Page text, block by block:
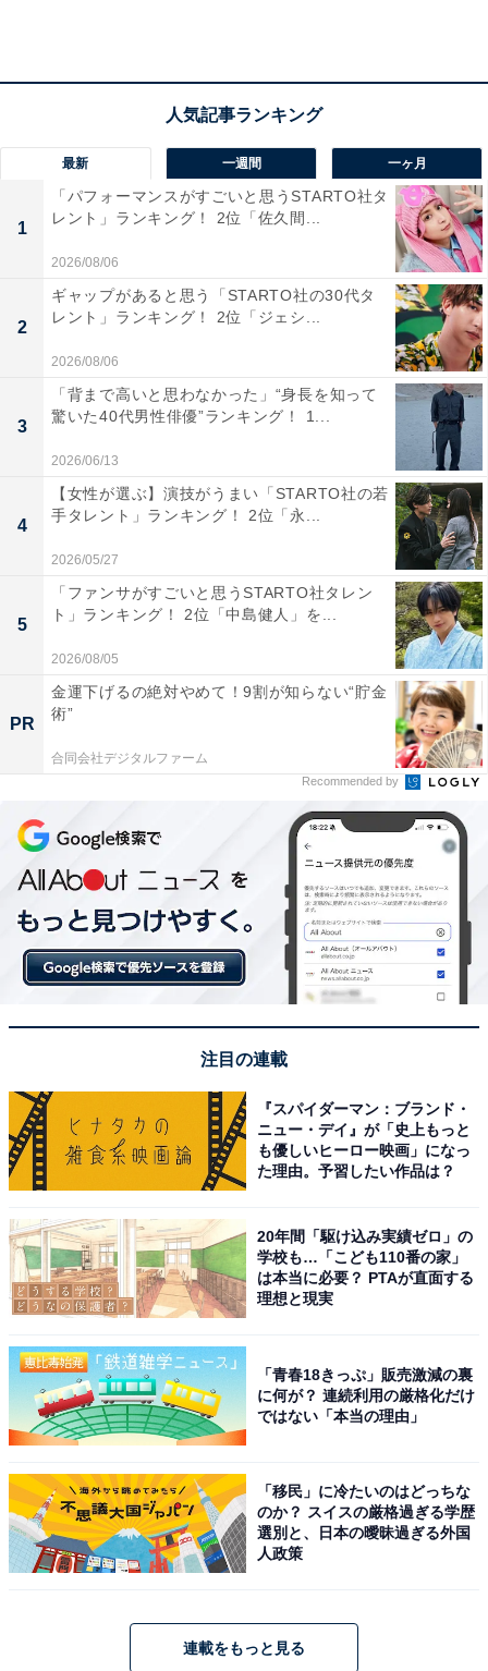
A post shared by 富田望生 (@tomitamiu)
1位は、2000年2月25日生まれ、24歳の富田望生さん。
2015年公開の『ソロモンの偽証』で映画初出演を果た
し、2019年放送のNHK連続テレビ小説『なつぞら』では
広瀬すずさんが演じるヒロインの親友役で出演し、知名
中村倫也さん主演のドラマ『美食探偵 明智五郎』（日本
テレビ系）やお笑いコンビ「南海キャンディーズ」のし
ずちゃん役を演じたドラマ『だが、情熱はある』（日本
テレビ系）など数々の話題作に出演。2025年1月には、
初主演を務める映画『港に灯りがともる』が公開されま
この記事の筆者：福島 ゆき プロフィール
アニメや漫画のレビュー、エンタメトピックスなどを中
心に、オールジャンルで執筆中のライター。時々、店舗
取材などのリポート記事も担当。All AboutおよびAll
About ニュースでのライター歴は5年。
次ページ
5位までのランキング結果を見
る！
最新 一週間 一ヶ月
1
「パフォーマンスがすごいと思うSTARTO社タ
レント」ランキング！ 2位「佐久間...
2026/08/06
2
ギャップがあると思う「STARTO社の30代タ
レント」ランキング！ 2位「ジェシ...
2026/08/06
3
「背まで高いと思わなかった」“身長を知って
驚いた40代男性俳優”ランキング！ 1...
2026/06/13
4
【女性が選ぶ】演技がうまい「STARTO社の若
手タレント」ランキング！ 2位「永...
2026/05/27
5
「ファンサがすごいと思うSTARTO社タレン
ト」ランキング！ 2位「中島健人」を...
2026/08/05
PR
金運下げるの絶対やめて！9割が知らない“貯金
術”
合同会社デジタルファーム
Recommended by
注目の連載
『スパイダーマン：ブランド・
ニュー・デイ』が「史上もっと
も優しいヒーロー映画」になっ
た理由。予習したい作品は？
20年間「駆け込み実績ゼロ」の
学校も…「こども110番の家」
は本当に必要？ PTAが直面する
理想と現実
「青春18きっぷ」販売激減の裏
に何が？ 連続利用の厳格化だけ
ではない「本当の理由」
「移民」に冷たいのはどっちな
のか？ スイスの厳格過ぎる学歴
選別と、日本の曖昧過ぎる外国
人政策
連載をもっと見る